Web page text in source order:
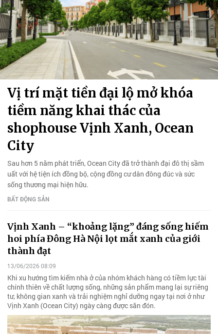
Vị trí mặt tiền đại lộ mở khóa
tiềm năng khai thác của
shophouse Vịnh Xanh, Ocean
City
Sau hơn 5 năm phát triển, Ocean City đã trở thành đại đô thị sầm
uất với hệ tiện ích đồng bộ, cộng đồng cư dân đông đúc và sức
sống thương mại hiện hữu.
BẤT ĐỘNG SẢN
Vịnh Xanh – “khoảng lặng” đáng sống hiếm
hoi phía Đông Hà Nội lọt mắt xanh của giới
thành đạt
13/06/2026 08:09
Khi xu hướng tìm kiếm nhà ở của nhóm khách hàng có tiềm lực tài
chính thiên về chất lượng sống, những sản phẩm mang lại sự riêng
tư, không gian xanh và trải nghiệm nghỉ dưỡng ngay tại nơi ở như
Vịnh Xanh (Ocean City) ngày càng được săn đón.